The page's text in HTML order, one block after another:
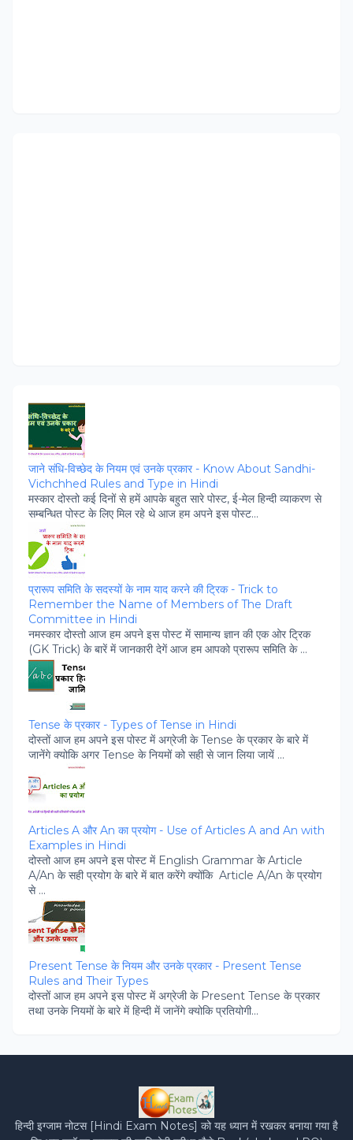
जाने संधि-विच्‍छेद के नियम एवं उनके प्रकार - Know About Sandhi-
Vichchhed Rules and Type in Hindi
मस्‍कार दोस्‍तो कई दिनों से हमें आपके बहुत सारे पोस्‍ट, ई-मेल हिन्‍दी व्‍याकरण से
सम्‍बन्धित पोस्‍ट के लिए मिल रहे थे आज हम अपने इस पोस्‍ट...
प्रारूप समिति के सदस्‍यों के नाम याद करने की ट्रिक - Trick to
Remember the Name of Members of The Draft
Committee in Hindi
नमस्‍कार दोस्‍तो आज हम अपने इस पोस्‍ट में सामान्‍य ज्ञान की एक ओर ट्रिक
(GK Trick) के बारें में जानकारी देगें आज हम आपको प्रारूप समिति के ...
Tense के प्रकार - Types of Tense in Hindi
दोस्‍तों आज हम अपने इस पोस्‍ट में अग्रेजी के Tense के प्रकार के बारे में
जानेंगे क्‍योकि अगर Tense के नियमों को सही से जान लिया जायें ...
Articles A और An का प्रयोग - Use of Articles A and An with
Examples in Hindi
दोस्‍तो आज हम अपने इस पोस्‍ट में English Grammar के Article
A/An के सही प्रयोग के बारे में बात करेंगे क्‍योंकि Article A/An के प्रयोग
से ...
Present Tense के नियम और उनके प्रकार - Present Tense
Rules and Their Types
दोस्‍तों आज हम अपने इस पोस्‍ट में अग्रेजी के Present Tense के प्रकार
तथा उनके नियमों के बारे में हिन्‍दी में जानेंगे क्‍योकि प्रतियोगी...
हिन्‍दी इग्‍जाम नोटस [Hindi Exam Notes] को यह ध्‍यान में रखकर बनाया गया है